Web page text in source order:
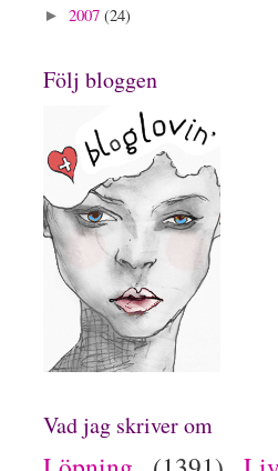
► 2007 (24)
Följ bloggen
Vad jag skriver om